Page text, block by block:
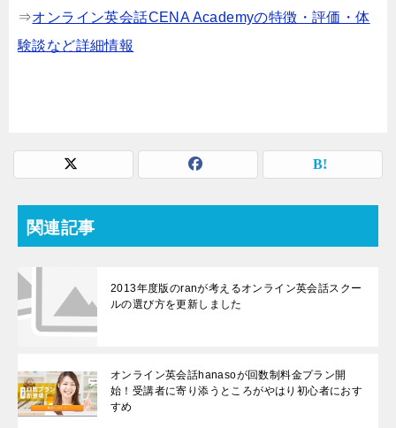
⇒オンライン英会話CENA Academyの特徴・評価・体
験談など詳細情報
関連記事
2013年度版のranが考えるオンライン英会話スクー
ルの選び方を更新しました
オンライン英会話hanasoが回数制料金プラン開
始！受講者に寄り添うところがやはり初心者におす
すめ